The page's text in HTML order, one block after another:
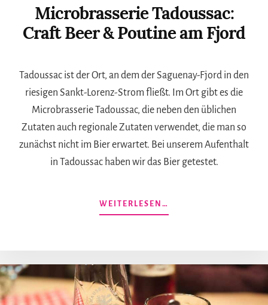
Microbrasserie Tadoussac:
Craft Beer & Poutine am Fjord
Tadoussac ist der Ort, an dem der Saguenay-Fjord in den
riesigen Sankt-Lorenz-Strom fließt. Im Ort gibt es die
Microbrasserie Tadoussac, die neben den üblichen
Zutaten auch regionale Zutaten verwendet, die man so
zunächst nicht im Bier erwartet. Bei unserem Aufenthalt
in Tadoussac haben wir das Bier getestet.
WEITERLESEN…
TADOUSSAC:
POUTINE
AM
FJORD